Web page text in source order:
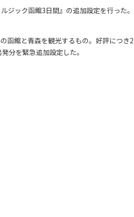
ック函館3日間』の追加設定を行った。
函館と青森を観光するもの。好評につき2
分を緊急追加設定した。